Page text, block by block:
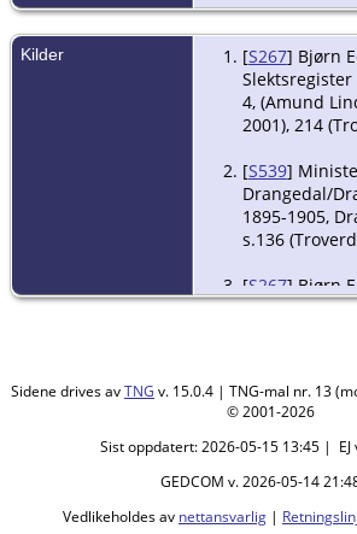
Kilder [S267] Bjørn
4, (Amund
2001), 214
[S539]
Drangedal/
1895-1905,
s.136
[S267] Bjørn
[S265] Bjørn
Slektsregister
3, (Amund
Sidene drives avTNG v. 15.0.4 | TNG-mal nr. 13
© 2001-2026
Sist oppdatert: 2026-05-15 13:45 | EJ
GEDCOM v. 2026-05-14
Vedlikeholdes av nettansvarlig |